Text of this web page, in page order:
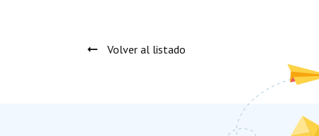
Volver al listado